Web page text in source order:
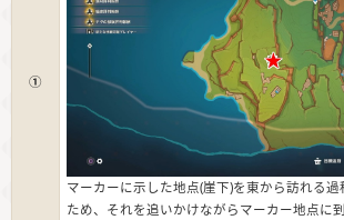
①
マーカーに示した地点(崖下)を東から訪れる
ため、それを追いかけながらマーカー地点に